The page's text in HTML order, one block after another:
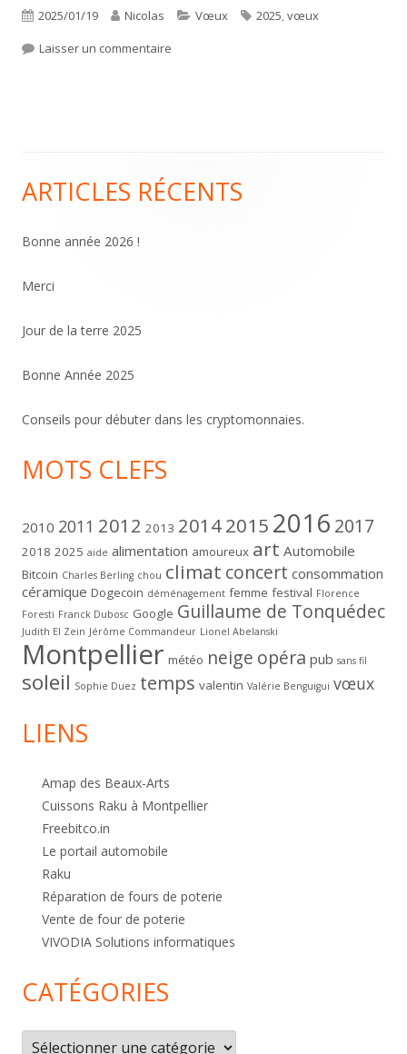
Publié
le
2025/01/19 Auteur
Nicolas Catégories
Vœux Étiquettes
2025,vœux
Laisser un commentaire
Colonne
principale
ARTICLES RÉCENTS
Bonne année 2026 !
Merci
Jour de la terre 2025
Bonne Année 2025
Conseils pour débuter dans les cryptomonnaies.
MOTS CLEFS
2010 2011 2012 2013 20142015 2016 2017
2018 2025 aide alimentation amoureux art Automobile
Bitcoin Charles Berling chou climat concert consommation
céramique Dogecoin déménagement femme festival Florence
Foresti Franck Dubosc Google Guillaume de Tonquédec
Judith El Zein Jérôme Commandeur Lionel Abelanski
Montpellier météo neige opéra pub sans fil
soleil Sophie Duez temps valentin Valérie Benguigui vœux
LIENS
Amap des Beaux-Arts
Cuissons Raku à Montpellier
Freebitco.in
Le portail automobile
Raku
Réparation de fours de poterie
Vente de four de poterie
VIVODIA Solutions informatiques
CATÉGORIES
Catégories